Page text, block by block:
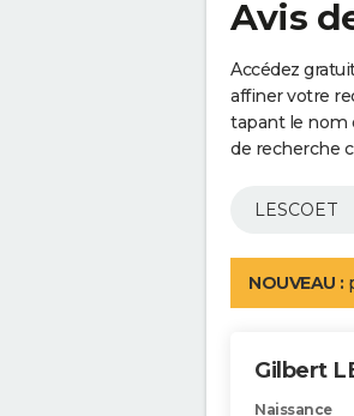
Avis
Accédez
affiner votre
tapant le nom
de recherche
NOUVEAU :
Gilbert
Naissance